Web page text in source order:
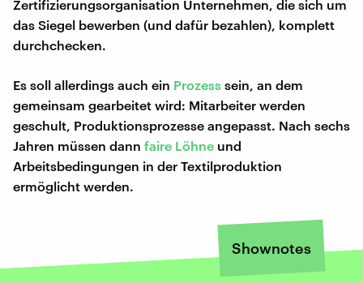
Zertifizierungsorganisation Unternehmen, die sich um
das Siegel bewerben (und dafür bezahlen), komplett
durchchecken.
Es soll allerdings auch ein Prozess sein, an dem
gemeinsam gearbeitet wird: Mitarbeiter werden
geschult, Produktionsprozesse angepasst. Nach sechs
Jahren müssen dann faire Löhne und
Arbeitsbedingungen in der Textilproduktion
ermöglicht werden.
Shownotes